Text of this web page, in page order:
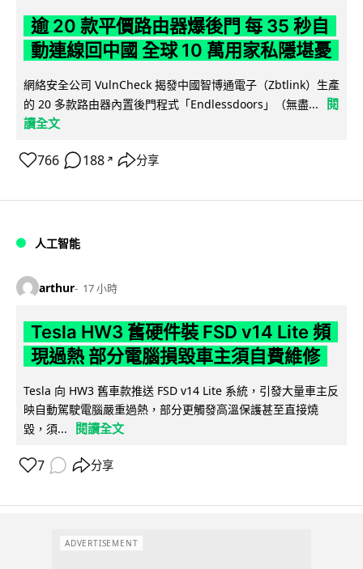
逾 20 款平價路由器爆後門 每 35 秒自
動連線回中國 全球 10 萬用家私隱堪憂
網絡安全公司 VulnCheck 揭發中國智博通電子（Zbtlink）生產
的 20 多款路由器內置後門程式「Endlessdoors」（無盡...
閱
讀全文
766 188 ↗ 分享
人工智能
arthur 17 小時
Tesla HW3 舊硬件裝 FSD v14 Lite 頻
現過熱 部分電腦損毀車主須自費維修
Tesla 向 HW3 舊車款推送 FSD v14 Lite 系統，引發大量車主反
映自動駕駛電腦嚴重過熱，部分更觸發高溫保護甚至直接燒
毀，須...
閱讀全文
7 分享
ADVERTISEMENT